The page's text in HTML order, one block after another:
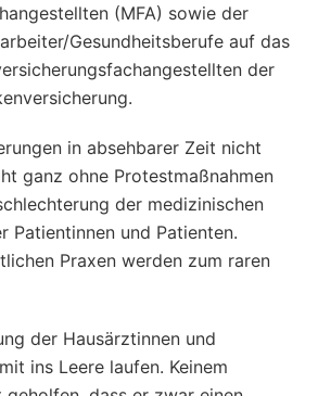
(MFA) sowie der
Gesundheitsberufe auf das
der
in absehbarer Zeit nicht
ganz ohne Protestmaßnahmen
der medizinischen
Patientinnen und Patienten.
Praxen werden zum raren
der Hausärztinnen und
ins Leere laufen. Keinem